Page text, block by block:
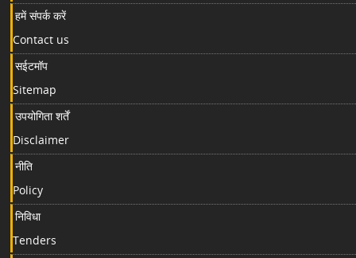
हमें संपर्क करें
Contact us
सईटमॉप
Sitemap
उपयोगिता शर्तें
Disclaimer
नीति
Policy
निविधा
Tenders